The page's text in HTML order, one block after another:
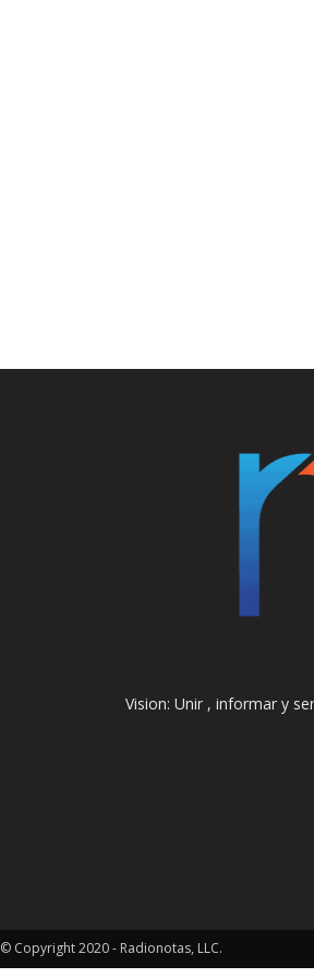
Vision: Unir , informar y
© Copyright 2020 - Radionotas, LLC.